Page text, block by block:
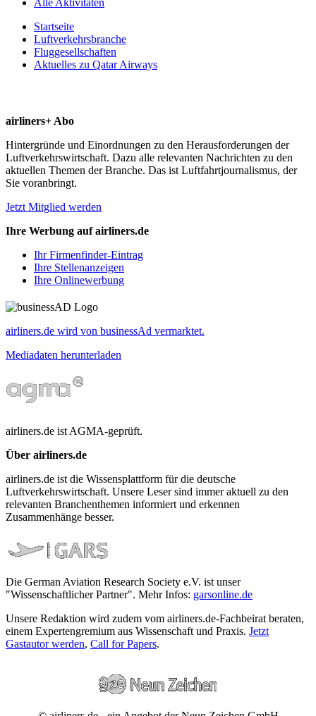
Startseite
Luftverkehrsbranche
Fluggesellschaften
Aktuelles zu Qatar Airways
airliners+ Abo
Hintergründe und Einordnungen zu den Herausforderungen der
Luftverkehrswirtschaft. Dazu alle relevanten Nachrichten zu den
aktuellen Themen der Branche. Das ist Luftfahrtjournalismus, der
Sie voranbringt.
Jetzt Mitglied werden
Ihre Werbung auf airliners.de
Ihr Firmenfinder-Eintrag
Ihre Stellenanzeigen
Ihre Onlinewerbung
airliners.de wird von businessAd vermarktet.
Mediadaten herunterladen
airliners.de ist AGMA-geprüft.
Über airliners.de
airliners.de ist die Wissensplattform für die deutsche
Luftverkehrswirtschaft. Unsere Leser sind immer aktuell zu den
relevanten Branchenthemen informiert und erkennen
Zusammenhänge besser.
Die German Aviation Research Society e.V. ist unser
"Wissenschaftlicher Partner". Mehr Infos: garsonline.de
Unsere Redaktion wird zudem vom airliners.de-Fachbeirat beraten,
einem Expertengremium aus Wissenschaft und Praxis. Jetzt
Gastautor werden, Call for Papers.